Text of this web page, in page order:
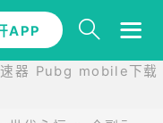
APP
器 Pubg mobile下载